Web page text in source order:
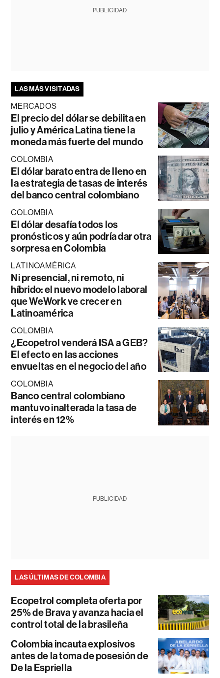
PUBLICIDAD
LAS MÁS VISITADAS
MERCADOS
El precio del dólar se debilita en
julio y América Latina tiene la
moneda más fuerte del mundo
COLOMBIA
El dólar barato entra de lleno en
la estrategia de tasas de interés
del banco central colombiano
COLOMBIA
El dólar desafía todos los
pronósticos y aún podría dar otra
sorpresa en Colombia
LATINOAMÉRICA
Ni presencial, ni remoto, ni
híbrido: el nuevo modelo laboral
que WeWork ve crecer en
Latinoamérica
COLOMBIA
¿Ecopetrol venderá ISA a GEB?
El efecto en las acciones
envueltas en el negocio del año
COLOMBIA
Banco central colombiano
mantuvo inalterada la tasa de
interés en 12%
PUBLICIDAD
LAS ÚLTIMAS DE COLOMBIA
Ecopetrol completa oferta por
25% de Brava y avanza hacia el
control total de la brasileña
Colombia incauta explosivos
antes de la toma de posesión de
De la Espriella